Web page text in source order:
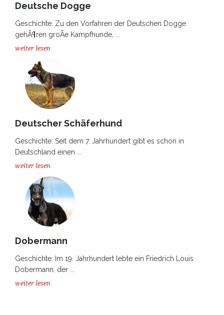
Deutsche Dogge
Geschichte: Zu den Vorfahren der Deutschen Dogge
gehÃ¶ren groÃe Kampfhunde, ...
weiter lesen
Deutscher Schäferhund
Geschichte: Seit dem 7. Jahrhundert gibt es schon in
Deutschland einen ...
weiter lesen
Dobermann
Geschichte: Im 19. Jahrhundert lebte ein Friedrich Louis
Dobermann, der ...
weiter lesen